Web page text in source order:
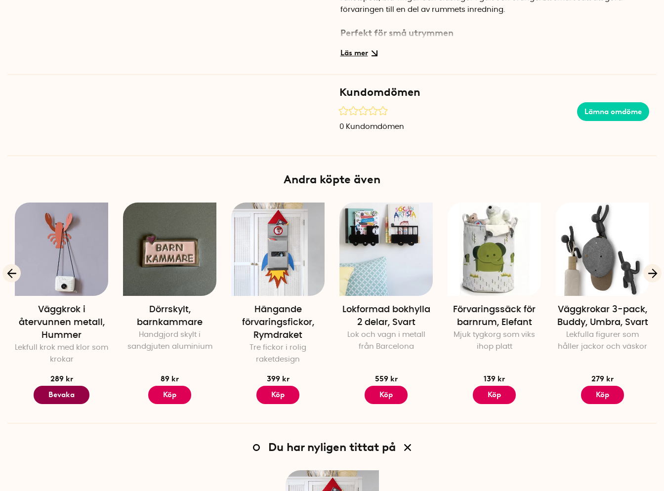
förvaringen till en del av rummets inredning.
Perfekt för små utrymmen
Specifikationer
Mått: 28 x 85 cm
Material: Filttyg
Kundomdömen
Lämna omdöme
0 Kundomdömen
Andra köpte även
Väggkrok i
återvunnen metall,
Hummer
Lekfull krok med klor som
krokar
289 kr
Bevaka
Dörrskylt,
barnkammare
Handgjord skylt i
sandgjuten aluminium
89 kr
Köp
Hängande
förvaringsfickor,
Rymdraket
Tre fickor i rolig
raketdesign
399 kr
Köp
Lokformad bokhylla
2 delar, Svart
Lok och vagn i metall
från Barcelona
559 kr
Köp
Förvaringssäck för
barnrum, Elefant
Mjuk tygkorg som viks
ihop platt
139 kr
Köp
Väggkrokar 3-pack,
Buddy, Umbra, Svart
Lekfulla figurer som
håller jackor och väskor
279 kr
Köp
Du har nyligen tittat på